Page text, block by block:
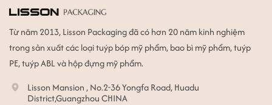
Từ năm 2013, Lisson Packaging đã có hơn 20 năm kinh nghiệm
trong sản xuất các loại tuýp bóp mỹ phẩm, bao bì mỹ phẩm, tuýp
PE, tuýp ABL và hộp đựng mỹ phẩm.
Lisson Mansion , No.2-36 Yongfa Road, Huadu
District,Guangzhou CHINA